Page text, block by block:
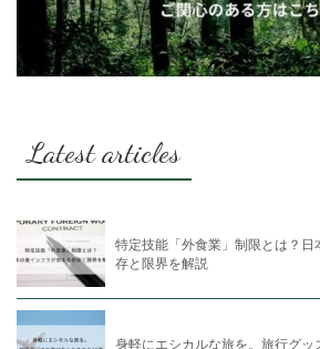
Latest articles
特定技能「外食業」制限とは？
存と限界を解説
身軽にエシカルな旅を。旅行グッ